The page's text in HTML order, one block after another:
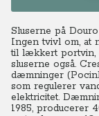
Sluserne på
Ingen tvivl om, at
til lækkert portvin,
sluserne også.
dæmninger (
som regulerer
elektricitet.
1985, producerer